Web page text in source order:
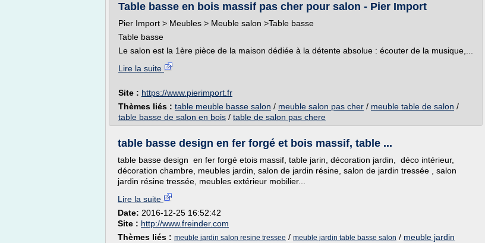
Table basse en bois massif pas cher pour salon - Pier Import
Pier Import > Meubles > Meuble salon >Table basse
Table basse
Le salon est la 1ère pièce de la maison dédiée à la détente absolue : écouter de la musique,...
Lire la suite
Site : https://www.pierimport.fr
Thèmes liés : table meuble basse salon / meuble salon pas cher / meuble table de salon /
table basse de salon en bois / table de salon pas chere
table basse design en fer forgé et bois massif, table ...
table basse design en fer forgé etois massif, table jarin, décoration jardin, déco intérieur,
décoration chambre, meubles jardin, salon de jardin résine, salon de jardin tressée , salon
jardin résine tressée, meubles extérieur mobilier...
Lire la suite
Date: 2016-12-25 16:52:42
Site : http://www.freinder.com
Thèmes liés : meuble jardin salon resine tressee / meuble jardin table basse salon / meuble jardin